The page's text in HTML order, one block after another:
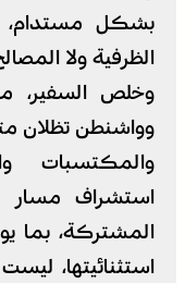
بشكل مستدام،
الظرفية ولا
وخلص السفير،
وواشنطن تظلان
والمكتسبات
استشراف مسار
استثنائيتها،